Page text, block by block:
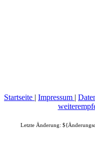
Startseite | Impressum |
Letzte Änderung: